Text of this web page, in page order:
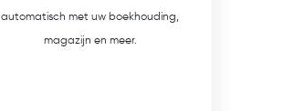
automatisch met uw boekhouding,
magazijn en meer.